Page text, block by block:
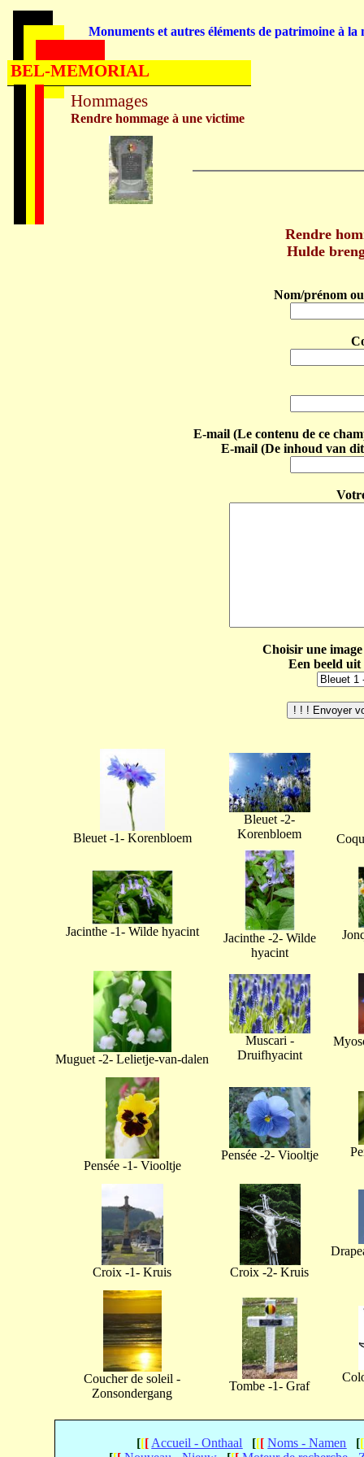
Rendre
Hulde
Nom/prénom
E-mail (Le contenu de ce
E-mail (De inhoud van
Choisir une
Een beeld
Bleuet -1- Korenbloem
Bleuet -2-
Korenbloem
Jacinthe -1- Wilde hyacint
Jacinthe -2- Wilde
hyacint
Muguet -2- Lelietje-van-dalen
Muscari -
Druifhyacint
Pensée -1- Viooltje
Pensée -2- Viooltje
Croix -1- Kruis Croix -2- Kruis
Coucher de soleil -
Zonsondergang
Tombe -1- Graf
[[[ Accueil - Onthaal [[[ Noms - Namen [[
Hommages
Rendre hommage à une victime
Monuments et autres éléments de patrimoine à la
BEL-MEMORIAL